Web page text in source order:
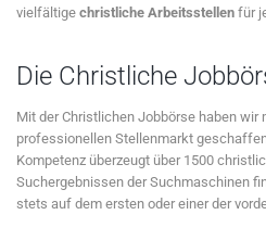
vielfältige christliche Arbeitsstellen für
Die Christliche
Mit der Christlichen Jobbörse haben wir
professionellen Stellenmarkt
Kompetenz überzeugt über 1500
Suchergebnissen der Suchmaschinen
stets auf dem ersten oder einer der